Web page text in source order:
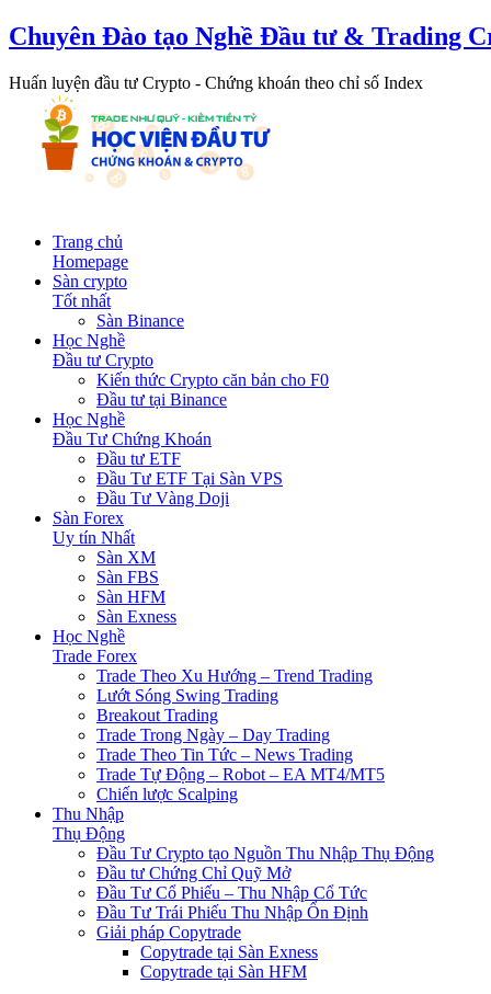
Chuyên Đào tạo Nghề Đầu tư & Trading
Huấn luyện đầu tư Crypto - Chứng khoán theo chỉ số Index
Trang chủ
Homepage
Sàn crypto
Tốt nhất
Sàn Binance
Học Nghề
Đầu tư Crypto
Kiến thức Crypto căn bản cho F0
Đầu tư tại Binance
Học Nghề
Đầu Tư Chứng Khoán
Đầu tư ETF
Đầu Tư ETF Tại Sàn VPS
Đầu Tư Vàng Doji
Sàn Forex
Uy tín Nhất
Sàn XM
Sàn FBS
Sàn HFM
Sàn Exness
Học Nghề
Trade Forex
Trade Theo Xu Hướng – Trend Trading
Lướt Sóng Swing Trading
Breakout Trading
Trade Trong Ngày – Day Trading
Trade Theo Tin Tức – News Trading
Trade Tự Động – Robot – EA MT4/MT5
Chiến lược Scalping
Thu Nhập
Thụ Động
Đầu Tư Crypto tạo Nguồn Thu Nhập Thụ Động
Đầu tư Chứng Chỉ Quỹ Mở
Đầu Tư Cổ Phiếu – Thu Nhập Cổ Tức
Đầu Tư Trái Phiếu Thu Nhập Ổn Định
Giải pháp Copytrade
Copytrade tại Sàn Exness
Copytrade tại Sàn HFM